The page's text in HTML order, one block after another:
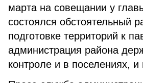
марта на совещании у
состоялся обстоятельный
подготовке территорий к
администрация района
контроле и в поселениях, и